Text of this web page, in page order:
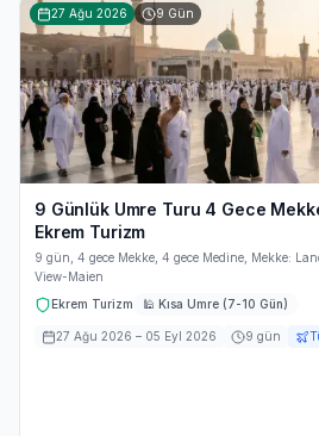
27 Ağu 2026 9 Gün
9 Günlük Umre Turu 4 Gece
Ekrem Turizm
9 gün, 4 gece Mekke, 4 gece Medine, Mekke:
View-Maien
Ekrem Turizm
🕌 Kısa Umre (7-10 Gün)
27 Ağu 2026 – 05 Eyl 2026 9 gün